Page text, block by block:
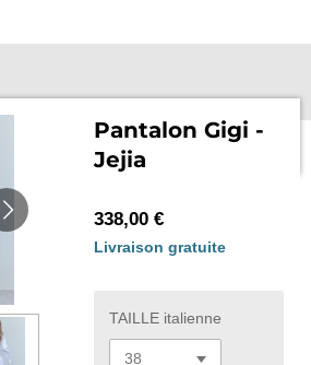
Pantalon Gigi -
Jejia
338,00 €
Livraison gratuite
TAILLE italienne